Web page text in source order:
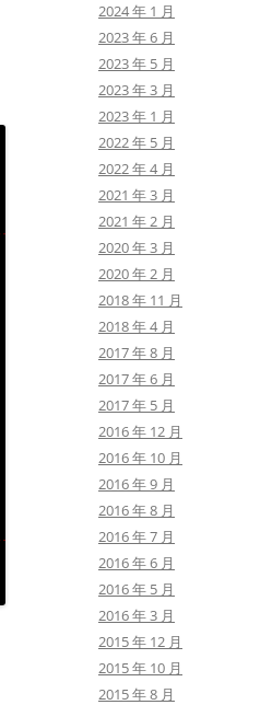
2024 年 1 月
2023 年 6 月
2023 年 5 月
2023 年 3 月
2023 年 1 月
2022 年 5 月
2022 年 4 月
2021 年 3 月
2021 年 2 月
2020 年 3 月
2020 年 2 月
2018 年 11 月
2018 年 4 月
2017 年 8 月
2017 年 6 月
2017 年 5 月
2016 年 12 月
2016 年 10 月
2016 年 9 月
2016 年 8 月
2016 年 7 月
2016 年 6 月
2016 年 5 月
2016 年 3 月
2015 年 12 月
2015 年 10 月
2015 年 8 月